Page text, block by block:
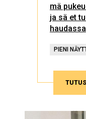
mä
ja sä et
haudassa
PIENI